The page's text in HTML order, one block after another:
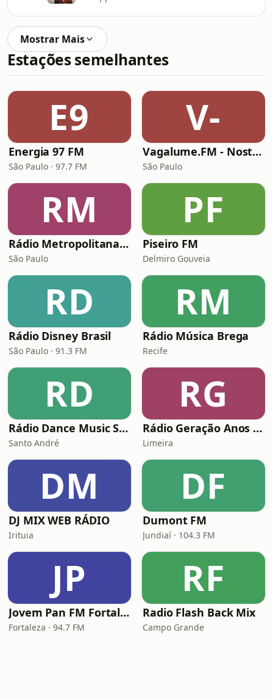
Mostrar Mais
Estações semelhantes
E9
Energia 97 FM
São Paulo · 97.7 FM
V-
Vagalume.FM - Nostalgia (anos 2000)
São Paulo
RM
Rádio Metropolitana MPB
São Paulo
PF
Piseiro FM
Delmiro Gouveia
RD
Rádio Disney Brasil
São Paulo · 91.3 FM
RM
Rádio Música Brega
Recife
RD
Rádio Dance Music Super Hits
Santo André
RG
Rádio Geração Anos 80s Flashback
Limeira
DM
DJ MIX WEB RÁDIO
Irituia
DF
Dumont FM
Jundiaí · 104.3 FM
JP
Jovem Pan FM Fortaleza
Fortaleza · 94.7 FM
RF
Radio Flash Back Mix
Campo Grande